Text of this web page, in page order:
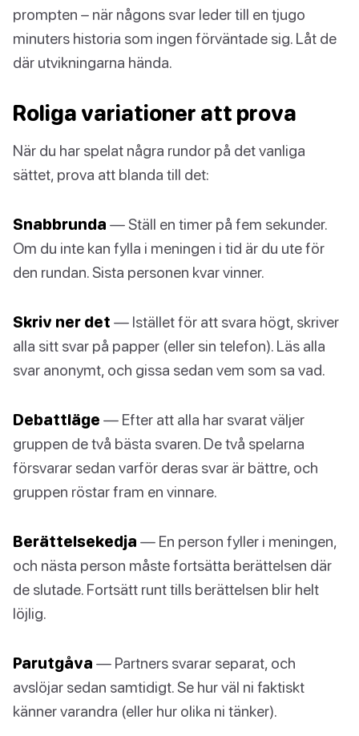
prompten – när någons svar leder till en tjugo
minuters historia som ingen förväntade sig. Låt de
där utvikningarna hända.
Roliga variationer att prova
När du har spelat några rundor på det vanliga
sättet, prova att blanda till det:
Snabbrunda — Ställ en timer på fem sekunder.
Om du inte kan fylla i meningen i tid är du ute för
den rundan. Sista personen kvar vinner.
Skriv ner det — Istället för att svara högt, skriver
alla sitt svar på papper (eller sin telefon). Läs alla
svar anonymt, och gissa sedan vem som sa vad.
Debattläge — Efter att alla har svarat väljer
gruppen de två bästa svaren. De två spelarna
försvarar sedan varför deras svar är bättre, och
gruppen röstar fram en vinnare.
Berättelsekedja — En person fyller i meningen,
och nästa person måste fortsätta berättelsen där
de slutade. Fortsätt runt tills berättelsen blir helt
löjlig.
Parutgåva — Partners svarar separat, och
avslöjar sedan samtidigt. Se hur väl ni faktiskt
känner varandra (eller hur olika ni tänker).